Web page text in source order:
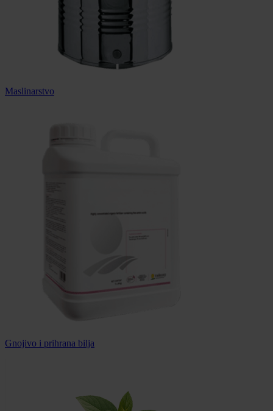
Maslinarstvo
Gnojivo i prihrana bilja